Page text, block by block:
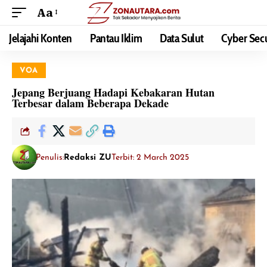
Aa
Jelajahi Konten Pantau Iklim Data Sulut Cyber
VOA
Jepang Berjuang Hadapi Kebakaran Hutan
Terbesar dalam Beberapa Dekade
Penulis: Redaksi ZUTerbit: 2 March 2025